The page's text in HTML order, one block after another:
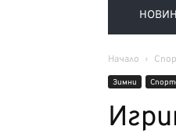
Начало
Зимни